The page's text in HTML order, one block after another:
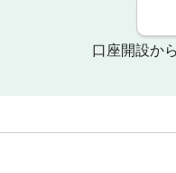
口座開設か